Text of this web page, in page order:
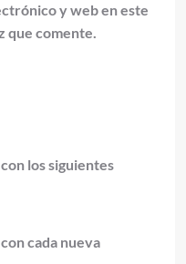
y web en este
que comente.
los siguientes
cada nueva